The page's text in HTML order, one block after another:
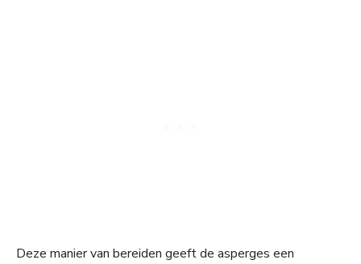
Deze manier van bereiden geeft de asperges een